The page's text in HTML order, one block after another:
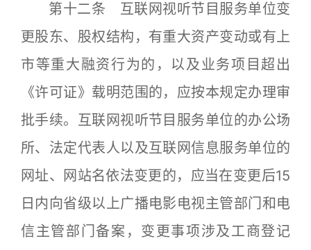
第十二条 互联网视听节目服务单位变
更股东、股权结构，有重大资产变动或有上
市等重大融资行为的，以及业务项目超出
《许可证》载明范围的，应按本规定办理审
批手续。互联网视听节目服务单位的办公场
所、法定代表人以及互联网信息服务单位的
网址、网站名依法变更的，应当在变更后15
日内向省级以上广播电影电视主管部门和电
信主管部门备案，变更事项涉及工商登记